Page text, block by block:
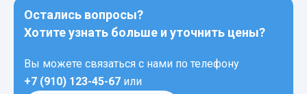
Остались вопросы?
Хотите узнать больше и уточнить цены?
Вы можете связаться с нами по телефону
+7 (910) 123-45-67 или